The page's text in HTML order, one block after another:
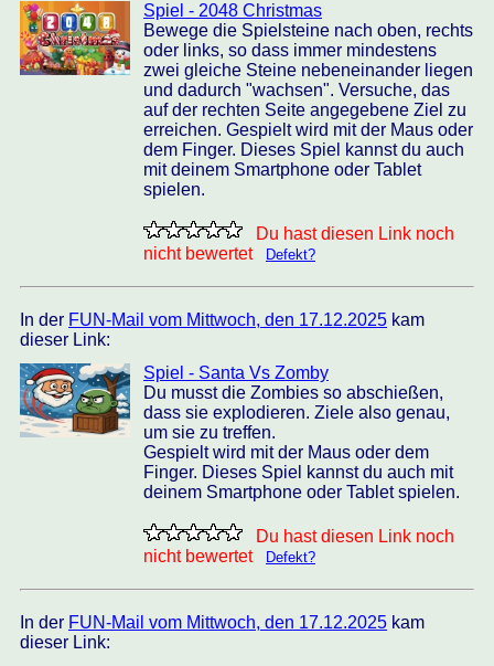
Spiel - 2048 Christmas
Bewege die Spielsteine nach oben, rechts
oder links, so dass immer mindestens
zwei gleiche Steine nebeneinander liegen
und dadurch "wachsen". Versuche, das
auf der rechten Seite angegebene Ziel zu
erreichen. Gespielt wird mit der Maus oder
dem Finger. Dieses Spiel kannst du auch
mit deinem Smartphone oder Tablet
spielen.
Du hast diesen Link noch
nicht bewertet
Defekt?
In der FUN-Mail vom Mittwoch, den 17.12.2025 kam
dieser Link:
Spiel - Santa Vs Zomby
Du musst die Zombies so abschießen,
dass sie explodieren. Ziele also genau,
um sie zu treffen.
Gespielt wird mit der Maus oder dem
Finger. Dieses Spiel kannst du auch mit
deinem Smartphone oder Tablet spielen.
Du hast diesen Link noch
nicht bewertet
Defekt?
In der FUN-Mail vom Mittwoch, den 17.12.2025 kam
dieser Link: